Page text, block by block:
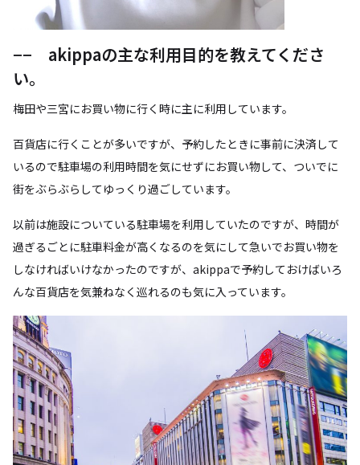
−− akippaの主な利用目的を教えてくださ
い。
梅田や三宮にお買い物に行く時に主に利用しています。
百貨店に行くことが多いですが、予約したときに事前に決済して
いるので駐車場の利用時間を気にせずにお買い物して、ついでに
街をぶらぶらしてゆっくり過ごしています。
以前は施設についている駐車場を利用していたのですが、時間が
過ぎるごとに駐車料金が高くなるのを気にして急いでお買い物を
しなければいけなかったのですが、akippaで予約しておけばいろ
んな百貨店を気兼ねなく巡れるのも気に入っています。